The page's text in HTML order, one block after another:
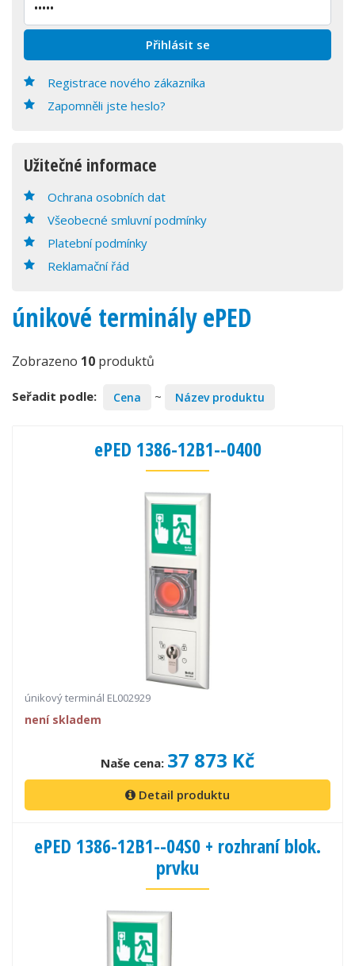
Registrace nového zákazníka
Zapomněli jste heslo?
Užitečné informace
Ochrana osobních dat
Všeobecné smluvní podmínky
Platební podmínky
Reklamační řád
únikové terminály ePED
Zobrazeno 10 produktů
Seřadit podle: Cena ~ Název produktu
ePED 1386-12B1--0400
únikový terminál EL002929
není skladem
Naše cena: 37 873 Kč
Detail produktu
ePED 1386-12B1--04S0 + rozhraní blok.
prvku